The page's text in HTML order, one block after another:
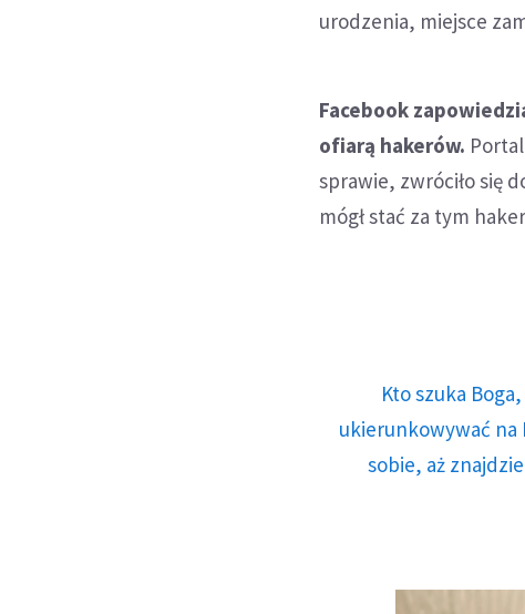
urodzenia, miejsce
Facebook
ofiarą hakerów.
sprawie, zwróciło się
mógł stać za tym
Kto szuka
ukierunkowywać na
sobie, aż